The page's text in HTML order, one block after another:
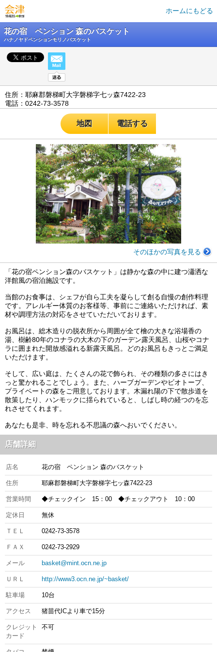
ホームにもどる
花の宿 ペンション 森のバスケット
ハナノヤドペンションモリノバスケット
住所：耶麻郡磐梯町大字磐梯字七ッ森7422-23
電話：0242-73-3578
地図 電話する
そのほかの写真を見る
「花の宿ペンション森のバスケット」は静かな森の中に建つ瀟洒な
洋館風の宿泊施設です。
当館のお食事は、シェフが自ら工夫を凝らして創る自慢の創作料理
です。アレルギー体質のお客様等、事前にご連絡いただければ、素
材や調理方法の対応をさせていただいております。
お風呂は、総木造りの脱衣所から周囲が全て檜の大きな浴場香の
湯、樹齢80年のコナラの大木の下のガーデン露天風呂、山桜やコナ
ラに囲まれた開放感溢れる新露天風呂。どのお風呂もきっとご満足
いただけます。
そして、広い庭は、たくさんの花で飾られ、その種類の多さにはき
っと驚かれることでしょう。また、ハーブガーデンやビオトープ、
プライベートの森をご用意しております。木漏れ陽の下で散歩道を
散策したり、ハンモックに揺られていると、しばし時の経つのを忘
れさせてくれます。
あなたも是非、時を忘れる不思議の森へおいでください。
店舗詳細
店名 花の宿 ペンション 森のバスケット
住所 耶麻郡磐梯町大字磐梯字七ッ森7422-23
営業時間 ◆チェックイン 15：00 ◆チェックアウト 10：00
定休日 無休
ＴＥＬ 0242-73-3578
ＦＡＸ 0242-73-2929
メール basket@mint.ocn.ne.jp
ＵＲＬ http://www3.ocn.ne.jp/~basket/
駐車場 10台
アクセス 猪苗代ICより車で15分
クレジット
カード
不可